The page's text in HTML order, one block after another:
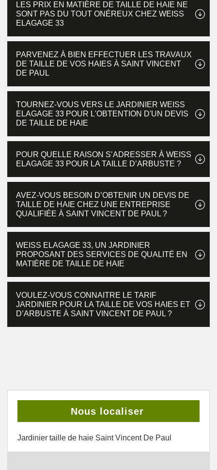
LES PRIX EN MATIÈRE DE TAILLE DE HAIE NE
SONT PAS DU TOUT ONÉREUX CHEZ WEISS
ELAGAGE 33
PARVENEZ À BIEN EFFECTUER LES TRAVAUX
DE TAILLE DE VOS HAIES À SAINT VINCENT
DE PAUL
TOURNEZ-VOUS VERS LE JARDINIER WEISS
ELAGAGE 33 POUR L'OBTENTION D'UN DEVIS
DE TAILLE DE HAIE
POUR QUELLE RAISON S’ADRESSER À WEISS
ELAGAGE 33 POUR LA TAILLE D’ARBUSTE ?
AVEZ-VOUS BESOIN D’OBTENIR UN DEVIS DE
TAILLE DE HAIE CHEZ UNE ENTREPRISE
QUALIFIÉE À SAINT VINCENT DE PAUL ?
WEISS ELAGAGE 33, UN JARDINIER
PROPOSANT DES SERVICES DE QUALITÉ EN
MATIÈRE DE TAILLE DE HAIE
VOULEZ-VOUS CONNAITRE LE TARIF
JARDINIER POUR LA TAILLE DE VOS HAIES ET
D’ARBUSTE À SAINT VINCENT DE PAUL ?
Nous localiser
Jardinier taille de haie Saint Vincent De Paul